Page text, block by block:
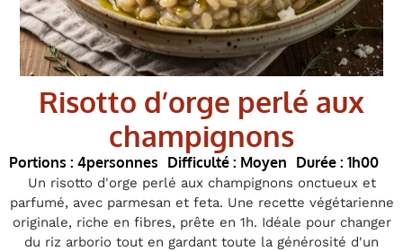
Risotto d’orge perlé aux
champignons
Portions : 4personnes Difficulté : Moyen Durée : 1h00
Un risotto d'orge perlé aux champignons onctueux et
parfumé, avec parmesan et feta. Une recette végétarienne
originale, riche en fibres, prête en 1h. Idéale pour changer
du riz arborio tout en gardant toute la générosité d'un